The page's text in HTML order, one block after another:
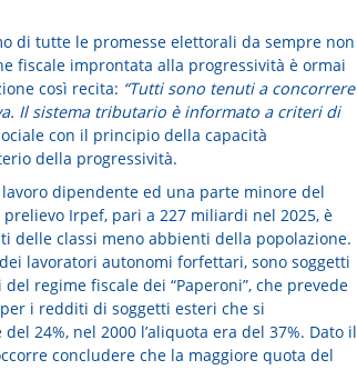
di tutte le promesse elettorali da sempre non
fiscale improntata alla progressività è ormai
così recita: “Tutti sono tenuti a concorrere
Il sistema tributario è informato a criteri di
con il principio della capacità
della progressività.
dipendente ed una parte minore del
Irpef, pari a 227 miliardi nel 2025, è
delle classi meno abbienti della popolazione.
lavoratori autonomi forfettari, sono soggetti
regime fiscale dei “Paperoni”, che prevede
i redditi di soggetti esteri che si
24%, nel 2000 l’aliquota era del 37%. Dato il
concludere che la maggiore quota del